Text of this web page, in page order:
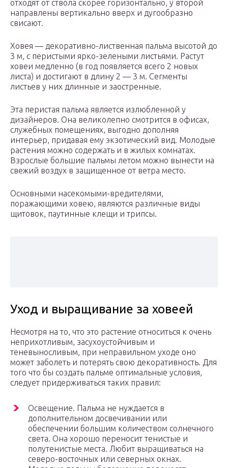
отходят от ствола скорее горизонтально, у второй
направлены вертикально вверх и дугообразно
свисают.
Ховея — декоративно-лиственная пальма высотой до
3 м, с перистыми ярко-зелеными листьями. Растут
ховеи медленно (в год появляется всего 2 новых
листа) и достигают в длину 2 — 3 м. Сегменты
листьев у них длинные и заостренные.
Эта перистая пальма является излюбленной у
дизайнеров. Она великолепно смотрится в офисах,
служебных помещениях, выгодно дополняя
интерьер, придавая ему экзотический вид. Молодые
растения можно содержать и в жилых комнатах.
Взрослые большие пальмы летом можно вынести на
свежий воздух в защищенное от ветра место.
Основными насекомыми-вредителями,
поражающими ховею, являются различные виды
щитовок, паутинные клещи и трипсы.
Уход и выращивание за ховеей
Несмотря на то, что это растение относиться к очень
неприхотливым, засухоустойчивым и
теневыносливым, при неправильном уходе оно
может заболеть и потерять свою декоративность. Для
того что бы создать пальме оптимальные условия,
следует придерживаться таких правил:
Освещение. Пальма не нуждается в
дополнительном досвечивании или
обеспечении большим количеством солнечного
света. Она хорошо переносит тенистые и
полутенистые места. Любит выращиваться на
северо-восточных или северных окнах.